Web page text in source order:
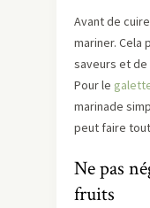
Avant de
mariner. Cela
saveurs et
Pour le
marinade
peut faire
Ne pas
fruits